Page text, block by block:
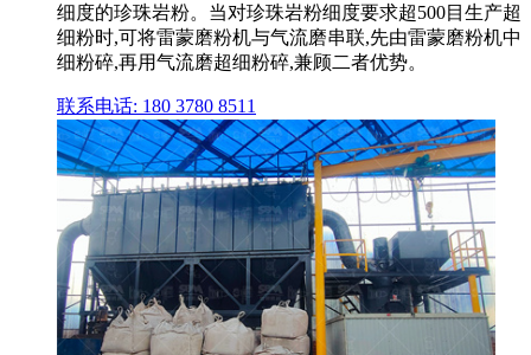
细度的珍珠岩粉。当对珍珠岩粉细度要求超500目生产超
细粉时,可将雷蒙磨粉机与气流磨串联,先由雷蒙磨粉机中
细粉碎,再用气流磨超细粉碎,兼顾二者优势。
联系电话: 180 3780 8511